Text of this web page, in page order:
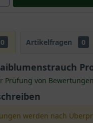
0 Artikelfragen 0
Prüfung von Bewertungen
werden nach